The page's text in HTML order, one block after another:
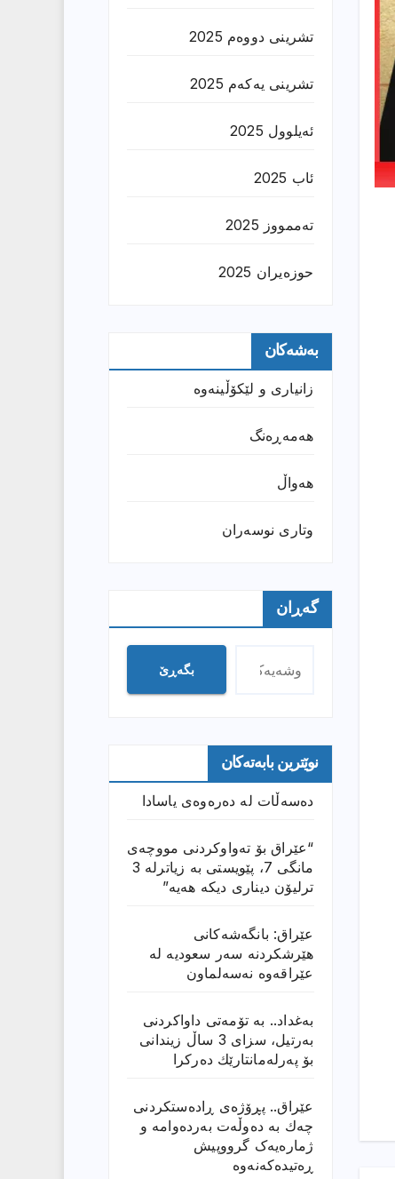
تشرینی دووەم 2025
تشرینی یەکەم 2025
ئەیلوول 2025
ئاب 2025
تەممووز 2025
حوزه‌یران 2025
بەشەکان
زانیارى و لێکۆڵینەوە
هەمەڕەنگ
هەواڵ
وتارى نوسەران
گەڕان
بگەڕێ
نوێترین بابەتەکان
دەسەڵات لە دەرەوەی یاسادا
“عێراق بۆ تەواوکردنی مووچەی
مانگى 7، پێویستی بە زیاترلە 3
ترلیۆن دیناری دیکە هەیە”
عێراق: بانگەشەكانی
هێرشكردنە سەر سعودیە لە
عێراقەوە نەسەلماون
بەغداد.. بە تۆمەتی داواكردنی
بەرتیل، سزای 3 ساڵ زیندانی
بۆ پەرلەمانتارێك دەركرا
عێراق.. پڕۆژەی ڕادەستكردنی
چەك بە دەوڵەت بەردەوامە و
ژمارەیەک گرووپیش
ڕەتیدەکەنەوە